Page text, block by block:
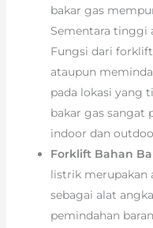
bakar gas
Sementara tinggi
Fungsi dari
ataupun
pada lokasi yang
bakar gas sangat
indoor dan
Forklift Bahan
listrik merupakan
sebagai alat
pemindahan